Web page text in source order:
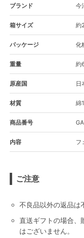
ブランド 今
箱サイズ 約
パッケージ 化
重量 約
原産国 日
材質 綿
商品番号
内容 フ
ご注意
不良品以外の返品は
直送ギフトの場合、
はございません。